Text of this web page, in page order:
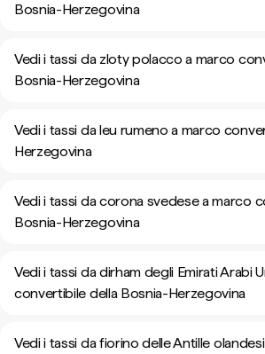
Bosnia-Herzegovina
Vedi i tassi da zloty polacco a marco
Bosnia-Herzegovina
Vedi i tassi da leu rumeno a marco
Herzegovina
Vedi i tassi da corona svedese a marco
Bosnia-Herzegovina
Vedi i tassi da dirham degli Emirati Arabi
convertibile della Bosnia-Herzegovina
Vedi i tassi da fiorino delle Antille